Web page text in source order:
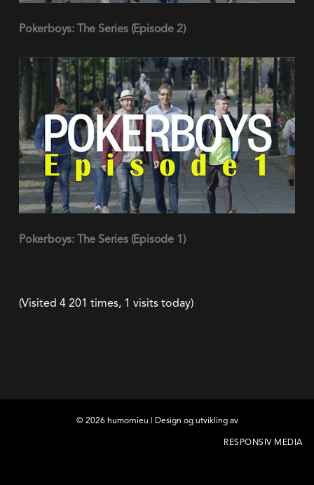
(Visited 4 201 times, 1 visits today)
© 2026humornieu | Design og utvikling av
RESPONSIV MEDIA